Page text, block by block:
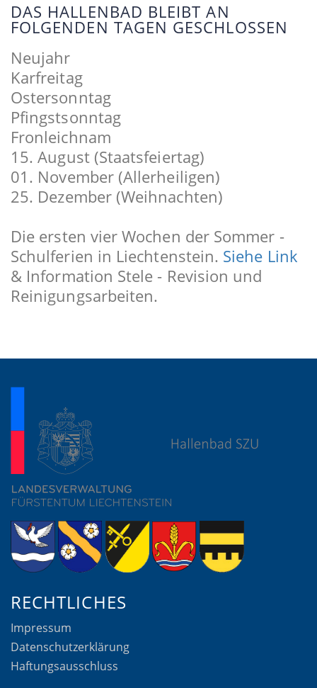
DAS HALLENBAD BLEIBT AN
FOLGENDEN TAGEN GESCHLOSSEN
Neujahr
Karfreitag
Ostersonntag
Pfingstsonntag
Fronleichnam
15. August (Staatsfeiertag)
01. November (Allerheiligen)
25. Dezember (Weihnachten)
Die ersten vier Wochen der Sommer -
Schulferien in Liechtenstein. Siehe Link
& Information Stele - Revision und
Reinigungsarbeiten.
RECHTLICHES
Impressum
Datenschutzerklärung
Haftungsausschluss